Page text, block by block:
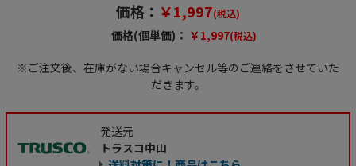
価格： ￥1,997(税込)
価格(個単価)： ￥1,997(税込)
※ご注文後、在庫がない場合キャンセル等のご連絡をさせていた
だきます。
発送元
トラスコ中山